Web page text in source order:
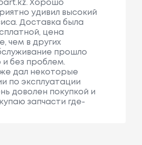
Хорошо
удивил высокий
Доставка была
цена
чем в других
прошло
без проблем.
дал некоторые
по эксплуатации
доволен покупкой и
запчасти где-